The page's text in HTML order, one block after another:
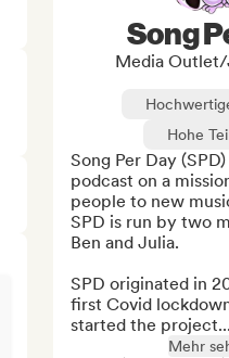
Song
Media
Hohe
Song Per Day
podcast on a
people to new
SPD is run by two
Ben and Julia.
SPD originated in
first Covid
started the project...
Mehr